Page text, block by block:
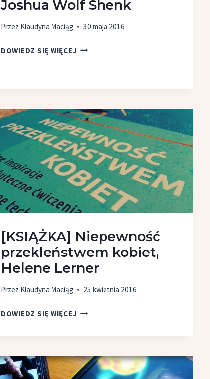
Joshua Wolf Shenk
Przez Klaudyna Maciąg 30 maja 2016
DOWIEDZ SIĘ WIĘCEJ[KSIĄŻKA]
SHENK
[KSIĄŻKA] Niepewność
przekleństwem kobiet,
Helene Lerner
Przez Klaudyna Maciąg 25 kwietnia 2016
DOWIEDZ SIĘ WIĘCEJ[KSIĄŻKA]
HELENE
LERNER